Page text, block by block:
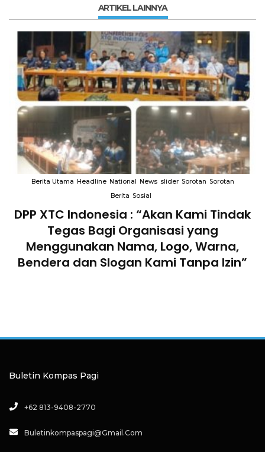
ARTIKEL LAINNYA
Berita Utama Headline National News slider Sorotan Sorotan
Berita Sosial
DPP XTC Indonesia : “Akan Kami Tindak
Tegas Bagi Organisasi yang
Menggunakan Nama, Logo, Warna,
Bendera dan Slogan Kami Tanpa Izin”
Buletin Kompas Pagi
+62 813-9408-2770
Buletinkompaspagi@gmail.com